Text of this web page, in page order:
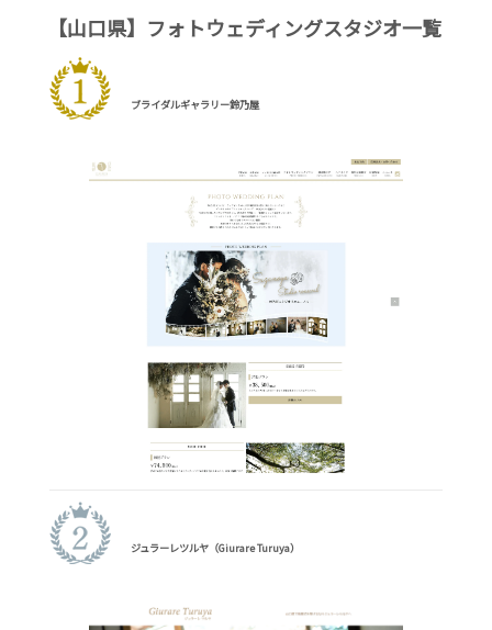
【山口県】フォトウェディングスタジオ一覧
ブライダルギャラリー鈴乃屋
ジュラーレツルヤ（Giurare Turuya）